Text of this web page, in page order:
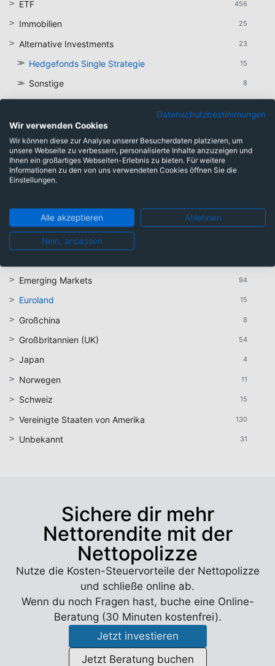
456
ETF
25
Immobilien
23
Alternative Investments
15
Hedgefonds Single Strategie
8
Sonstige
Regionen Hedgefonds Single Strategie
Global
Europa
Asien/Pazifik
94
Emerging Markets
15
Euroland
8
Großchina
54
Großbritannien (UK)
4
Japan
11
Norwegen
15
Schweiz
130
Vereinigte Staaten von Amerika
31
Unbekannt
Sichere dir mehr
Nettorendite mit der
Nettopolizze
Nutze die Kosten-Steuervorteile der Nettopolizze
und schließe online ab.
Wenn du noch Fragen hast, buche eine Online-
Beratung (30 Minuten kostenfrei).
Jetzt investieren
Jetzt Beratung buchen
Datenschutzbestimmungen
Wir verwenden Cookies
Wir können diese zur Analyse unserer Besucherdaten platzieren, um
unsere Webseite zu verbessern, personalisierte Inhalte anzuzeigen und
Ihnen ein großartiges Webseiten-Erlebnis zu bieten. Für weitere
Informationen zu den von uns verwendeten Cookies öffnen Sie die
Einstellungen.
Alle akzeptieren Ablehnen
Nein, anpassen